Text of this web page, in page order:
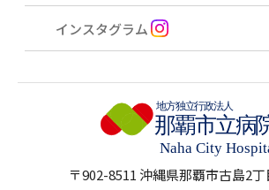
インスタグラム
〒902-8511 沖縄県那覇市古島2